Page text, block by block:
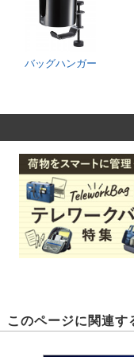
バッグハンガー
このページに関連す